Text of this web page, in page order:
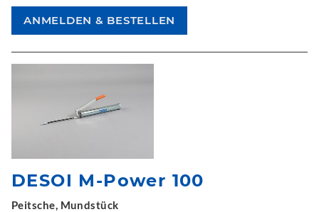
DESOI M-Power 100
Peitsche, Mundstück